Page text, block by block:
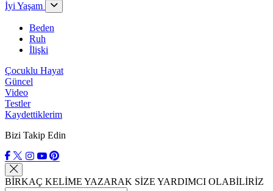
İyi Yaşam
Beden
Ruh
İlişki
Çocuklu Hayat
Güncel
Video
Testler
Kaydettiklerim
Bizi Takip Edin
BİRKAÇ KELİME YAZARAK SİZE YARDIMCI OLABİLİRİZ